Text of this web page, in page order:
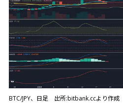
BTC/JPY、日足 出所:bitbank.ccより作成